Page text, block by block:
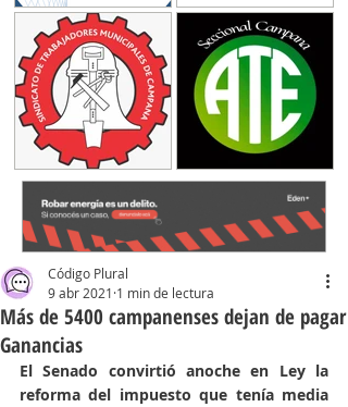
Más de 5400 campanenses dejan de pagar
Ganancias
Código Plural
9 abr 2021 1 min de lectura
El Senado convirtió anoche en Ley la
reforma del impuesto que tenía media